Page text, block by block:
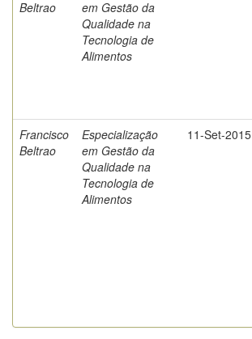
Beltrao
em Gestão da
Qualidade na
Tecnologia de
Alimentos
Francisco
Beltrao
Especialização
em Gestão da
Qualidade na
Tecnologia de
Alimentos
11-Set-2015